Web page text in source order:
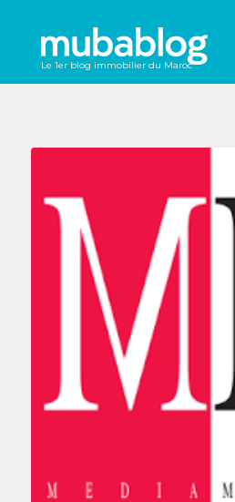
Le 1er blog immobilier du Maroc